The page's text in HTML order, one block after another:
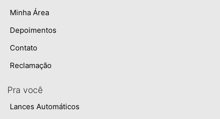
Minha Área
Depoimentos
Contato
Reclamação
Pra você
Lances Automáticos